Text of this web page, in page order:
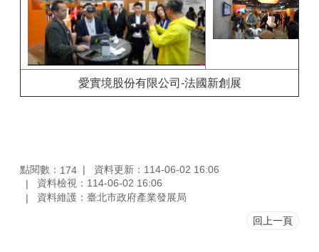
愛實境股份有限公司-法國新創展
點閱數： 174
資料更新：114-06-02 16:06
資料檢視：114-06-02 16:06
資料維護：臺北市政府產業發展局
回上一頁